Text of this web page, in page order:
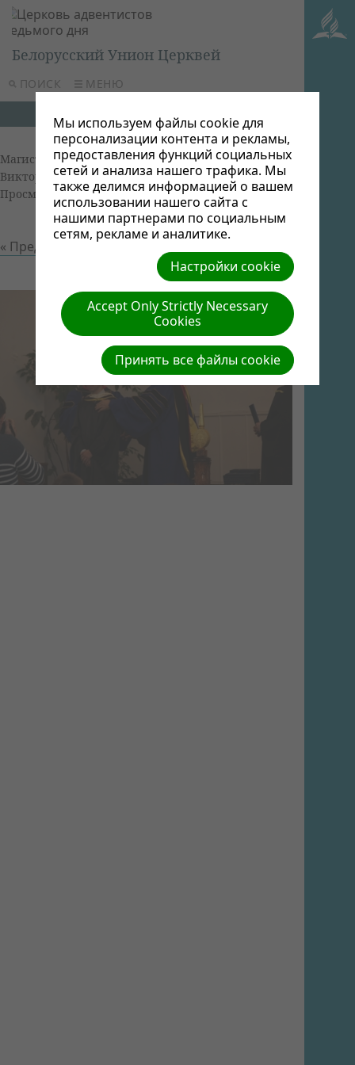
ПОИСК МЕНЮ
Белорусский Унион Церквей
Магистерская программа выпуск 2014| Автор:
Виктор Админ | Размер (МБ): 0.16 | Скачать|
Просмотров: 0
« Предыдущий Следующий »
Мы используем файлы cookie для
персонализации контента и рекламы,
предоставления функций социальных
сетей и анализа нашего трафика. Мы
также делимся информацией о вашем
использовании нашего сайта с
нашими партнерами по социальным
сетям, рекламе и аналитике.
Настройки cookie
Accept Only Strictly Necessary
Cookies
Принять все файлы cookie